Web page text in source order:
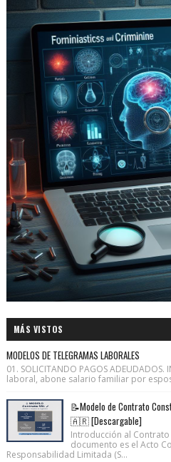
MÁS VISTOS
MODELOS DE TELEGRAMAS LABORALES
01. SOLICITANDO PAGOS
laboral, abone salario familiar por
📝Modelo de Contrato
🇦🇷 [Descargable]
Introducción al Contrato
documento es el Acto
Responsabilidad Limitada (S...